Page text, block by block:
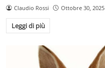
Claudio Rossi Ottobre 30, 2025
Leggi di più